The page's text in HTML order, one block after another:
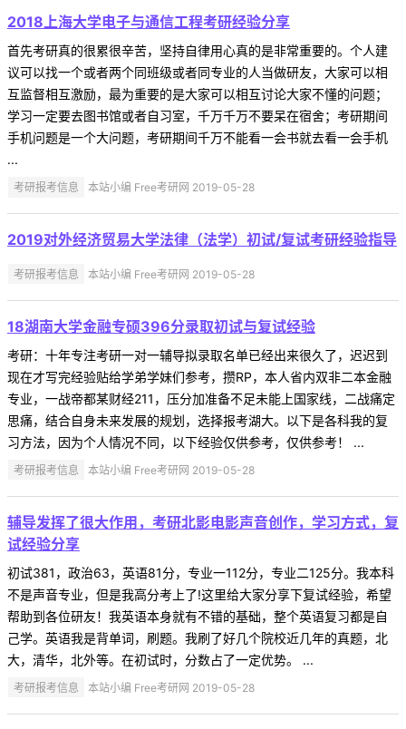
2018上海大学电子与通信工程考研经验分享
首先考研真的很累很辛苦，坚持自律用心真的是非常重要的。个人建
议可以找一个或者两个同班级或者同专业的人当做研友，大家可以相
互监督相互激励，最为重要的是大家可以相互讨论大家不懂的问题；
学习一定要去图书馆或者自习室，千万千万不要呆在宿舍；考研期间
手机问题是一个大问题，考研期间千万不能看一会书就去看一会手机
...
考研报考信息 本站小编 Free考研网 2019-05-28
2019对外经济贸易大学法律（法学）初试/复试考研经验指导
考研报考信息 本站小编 Free考研网 2019-05-28
18湖南大学金融专硕396分录取初试与复试经验
考研：十年专注考研一对一辅导拟录取名单已经出来很久了，迟迟到
现在才写完经验贴给学弟学妹们参考，攒RP，本人省内双非二本金融
专业，一战帝都某财经211，压分加准备不足未能上国家线，二战痛定
思痛，结合自身未来发展的规划，选择报考湖大。以下是各科我的复
习方法，因为个人情况不同，以下经验仅供参考，仅供参考！ ...
考研报考信息 本站小编 Free考研网 2019-05-28
辅导发挥了很大作用，考研北影电影声音创作，学习方式，复
试经验分享
初试381，政治63，英语81分，专业一112分，专业二125分。我本科
不是声音专业，但是我高分考上了!这里给大家分享下复试经验，希望
帮助到各位研友！我英语本身就有不错的基础，整个英语复习都是自
己学。英语我是背单词，刷题。我刷了好几个院校近几年的真题，北
大，清华，北外等。在初试时，分数占了一定优势。 ...
考研报考信息 本站小编 Free考研网 2019-05-28